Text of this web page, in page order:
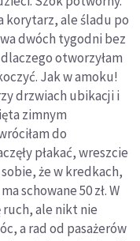
korytarz, ale śladu po
dwóch tygodni bez
otworzyłam
Jak w amoku!
drzwiach ubikacji i
zimnym
do
płakać, wreszcie
że w kredkach,
schowane 50 zł. W
ruch, ale nikt nie
a rad od pasażerów